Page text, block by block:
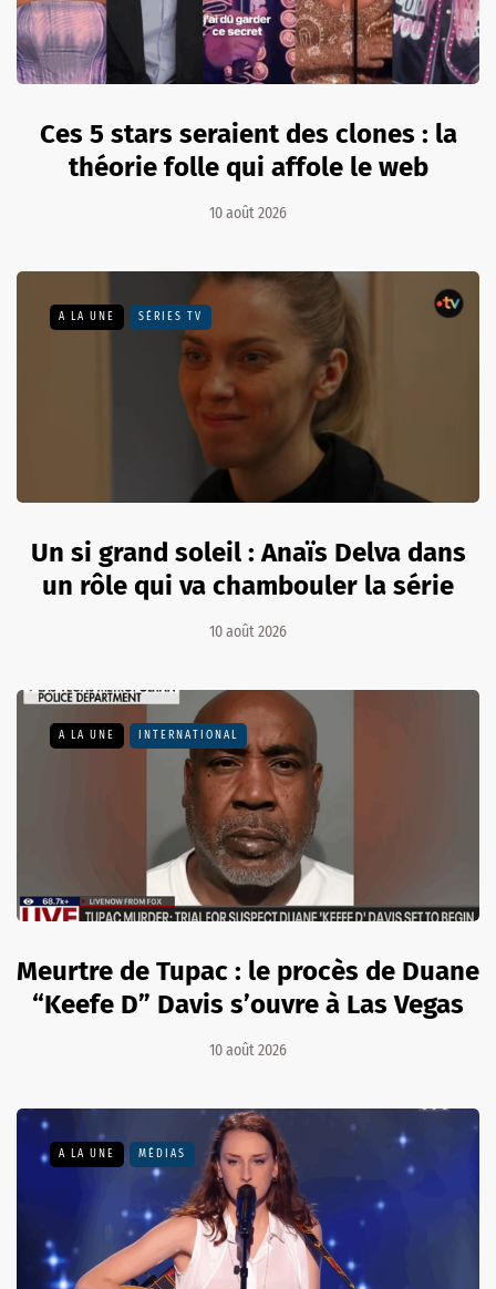
Ces 5 stars seraient des clones : la
théorie folle qui affole le web
10 août 2026
A LA UNE SÉRIES TV
Un si grand soleil : Anaïs Delva dans
un rôle qui va chambouler la série
10 août 2026
A LA UNE INTERNATIONAL
Meurtre de Tupac : le procès de Duane
“Keefe D” Davis s’ouvre à Las Vegas
10 août 2026
A LA UNE MÉDIAS